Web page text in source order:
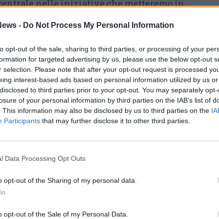
- Do Not Process My Personal Information
opt-out of the sale, sharing to third parties, or processing of your
for targeted advertising by us, please use the below opt-out
selection. Please note that after your opt-out request is processed
interest-based ads based on personal information utilized by us
to third parties prior to your opt-out. You may separately
of your personal information by third parties on the IAB’s list of
This information may also be disclosed by us to third parties on the
Participants that may further disclose it to other third parties.
Data Processing Opt Outs
opt-out of the Sharing of my personal data.
opt-out of the Sale of my Personal Data.
nelle iniziative che metteremo in
per condividere esperienze ed esempi da
aziendali. Ispirata dall’ottimo lavoro fatto
scorsi mandati,voglioportare avanti le
Istituti scolastici dell’Alto Milanese ed
progetto della Scuola di Alta
dal nostro Presidente Diego Rossetti».
sarà il
nuovo Consiglio Direttivo,
dell’Assemblea, formato daAndrea Cerini
(GI Group), Umberto Gaio (Officina
Leonardi (Creative Farm), Gianpaolo
Stefano Peroni (CBS Compositi).
di Confindustria Alto Milanese,